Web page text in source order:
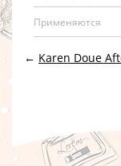
Применяются
← Karen Doue